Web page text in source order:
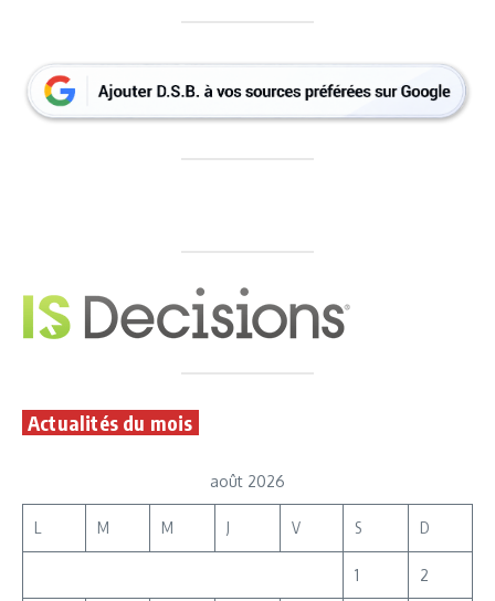
Actualités du mois
août 2026
L M M J V S D
1 2